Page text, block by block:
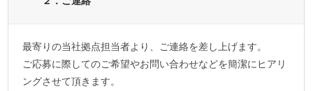
最寄りの当社拠点担当者より、ご連絡を差し上げます。
ご応募に際してのご希望やお問い合わせなどを簡潔にヒアリ
ングさせて頂きます。